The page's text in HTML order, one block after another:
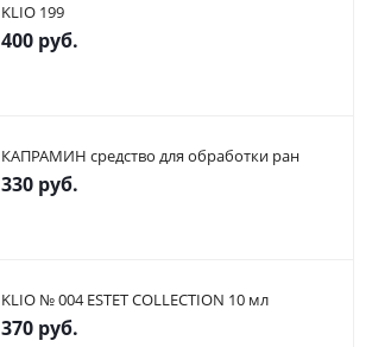
KLIO 199
400 руб.
КАПРАМИН средство для обработки ран
330 руб.
KLIO № 004 ESTET COLLECTION 10 мл
370 руб.